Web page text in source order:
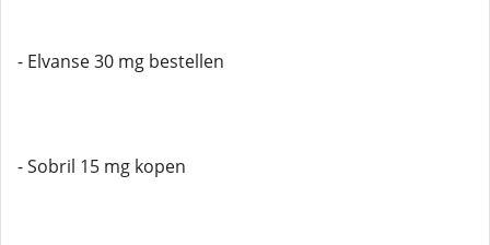
- Elvanse 30 mg bestellen
- Sobril 15 mg kopen